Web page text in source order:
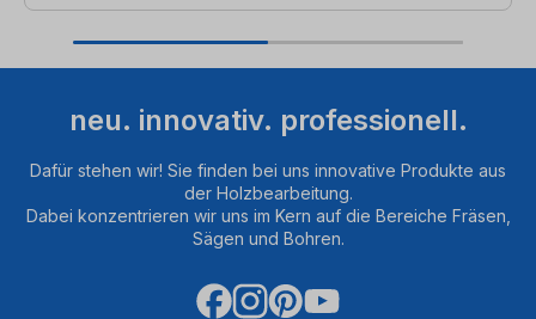
neu. innovativ. professionell.
Dafür stehen wir! Sie finden bei uns innovative Produkte aus
der Holzbearbeitung.
Dabei konzentrieren wir uns im Kern auf die Bereiche Fräsen,
Sägen und Bohren.